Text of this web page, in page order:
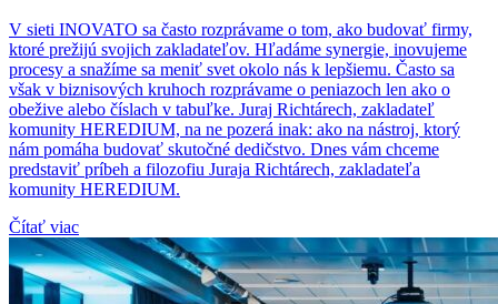
V sieti INOVATO sa často rozprávame o tom, ako budovať firmy,
ktoré prežijú svojich zakladateľov. Hľadáme synergie, inovujeme
procesy a snažíme sa meniť svet okolo nás k lepšiemu. Často sa
však v biznisových kruhoch rozprávame o peniazoch len ako o
obežive alebo číslach v tabuľke. Juraj Richtárech, zakladateľ
komunity HEREDIUM, na ne pozerá inak: ako na nástroj, ktorý
nám pomáha budovať skutočné dedičstvo. Dnes vám chceme
predstaviť príbeh a filozofiu Juraja Richtárech, zakladateľa
komunity HEREDIUM.
Čítať viac